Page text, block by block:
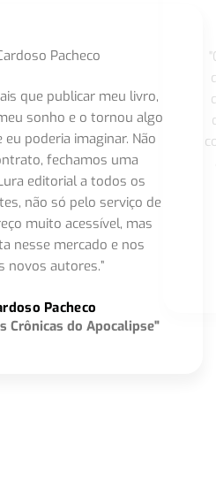
que publicar meu livro,
sonho e o tornou algo
poderia imaginar. Não
fechamos uma
editorial a todos os
não só pelo serviço de
muito acessível, mas
nesse mercado e nos
novos autores.”
Pacheco
Crônicas do Apocalipse"